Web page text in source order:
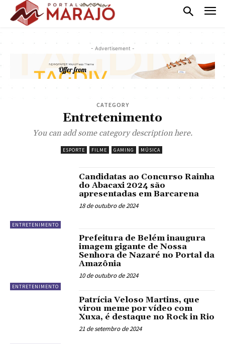
- Advertisement -
CATEGORY
Entretenimento
You can add some category description here.
ESPORTE FILME GAMING MÚSICA
ENTRETENIMENTO
Candidatas ao Concurso Rainha
do Abacaxi 2024 são
apresentadas em Barcarena
18 de outubro de 2024
ENTRETENIMENTO
Prefeitura de Belém inaugura
imagem gigante de Nossa
Senhora de Nazaré no Portal da
Amazônia
10 de outubro de 2024
Patrícia Veloso Martins, que
virou meme por vídeo com
Xuxa, é destaque no Rock in Rio
21 de setembro de 2024